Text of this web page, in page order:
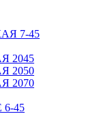
7-45
2045
2050
2070
45